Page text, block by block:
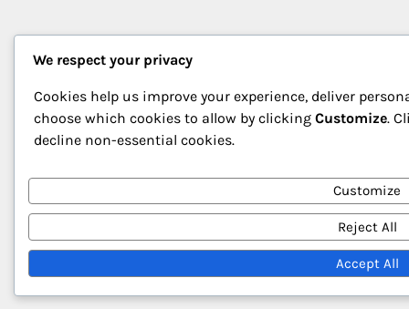
We respect your privacy
Cookies help us improve your experience, deliver
choose which cookies to allow by clicking Customize.
decline non-essential cookies.
Customize
Reject All
Accept All